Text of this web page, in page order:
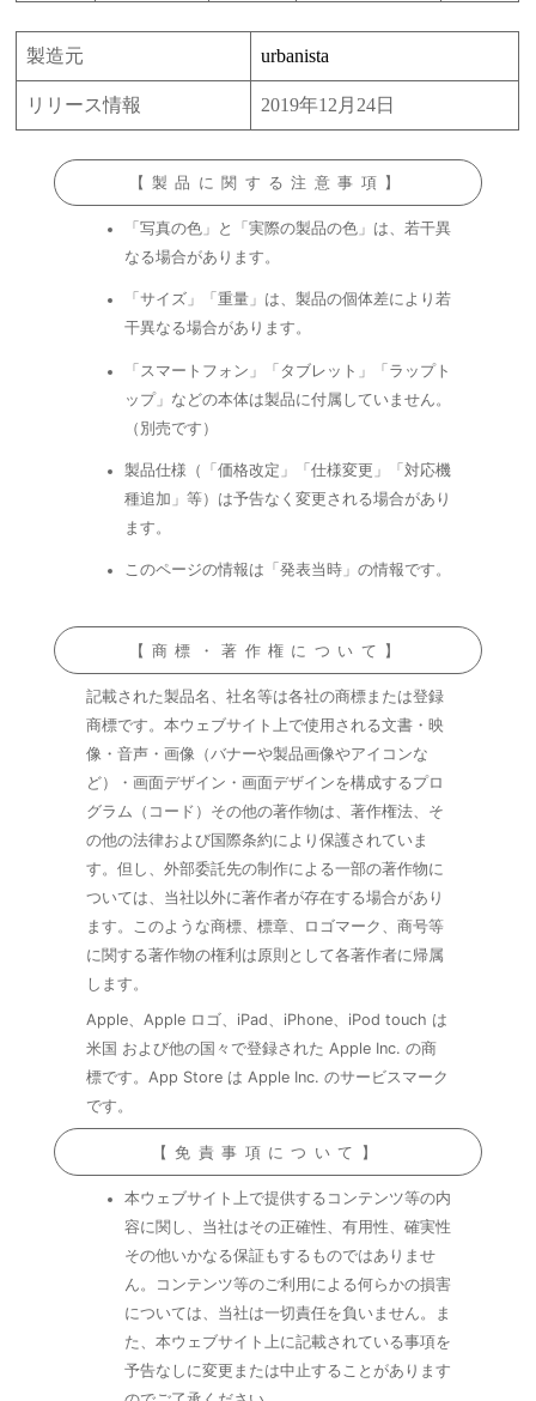
製造元 urbanista
リリース情報 2019年12月24日
【製品に関する注意事項】
「写真の色」と「実際の製品の色」は、若干異
なる場合があります。
「サイズ」「重量」は、製品の個体差により若
干異なる場合があります。
「スマートフォン」「タブレット」「ラップト
ップ」などの本体は製品に付属していません。
（別売です）
製品仕様（「価格改定」「仕様変更」「対応機
種追加」等）は予告なく変更される場合があり
ます。
このページの情報は「発表当時」の情報です。
【商標・著作権について】
記載された製品名、社名等は各社の商標または登録
商標です。本ウェブサイト上で使用される文書・映
像・音声・画像（バナーや製品画像やアイコンな
ど）・画面デザイン・画面デザインを構成するプロ
グラム（コード）その他の著作物は、著作権法、そ
の他の法律および国際条約により保護されていま
す。但し、外部委託先の制作による一部の著作物に
ついては、当社以外に著作者が存在する場合があり
ます。このような商標、標章、ロゴマーク、商号等
に関する著作物の権利は原則として各著作者に帰属
します。
Apple、Apple ロゴ、iPad、iPhone、iPod touch は
米国 および他の国々で登録された Apple Inc. の商
標です。App Store は Apple Inc. のサービスマーク
です。
【免責事項について】
本ウェブサイト上で提供するコンテンツ等の内
容に関し、当社はその正確性、有用性、確実性
その他いかなる保証もするものではありませ
ん。コンテンツ等のご利用による何らかの損害
については、当社は一切責任を負いません。ま
た、本ウェブサイト上に記載されている事項を
予告なしに変更または中止することがあります